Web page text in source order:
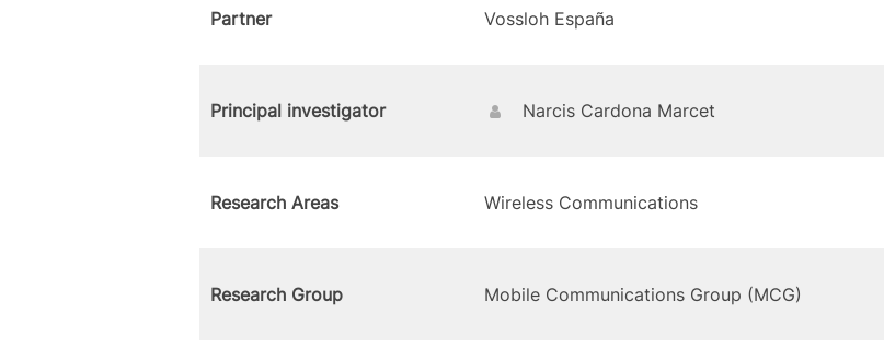
Partner Vossloh España
Principal investigator Narcis Cardona Marcet
Research Areas Wireless Communications
Research Group Mobile Communications Group (MCG)